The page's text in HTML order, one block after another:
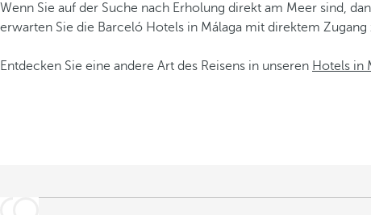
Wenn Sie auf der Suche nach Erholung direkt am Meer sind,
erwarten Sie die Barceló Hotels in Málaga mit direktem
Entdecken Sie eine andere Art des Reisens in unseren Hotels in